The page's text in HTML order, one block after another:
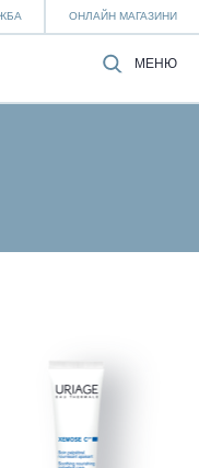
ОНЛАЙН МАГАЗИНИ
МЕНЮ